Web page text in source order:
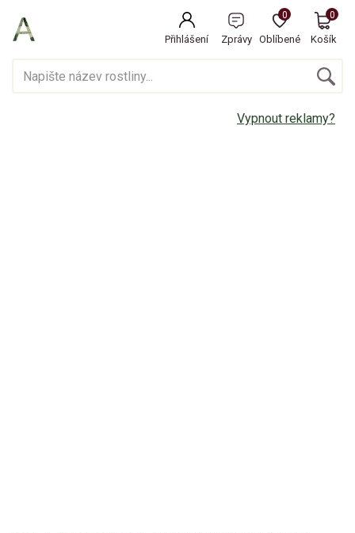
Přihlášení Zprávy Oblíbené
0
Košík
0
Vypnout reklamy?